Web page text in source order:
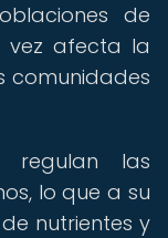
de
vez afecta la
comunidades
regulan las
lo que a su
nutrientes y